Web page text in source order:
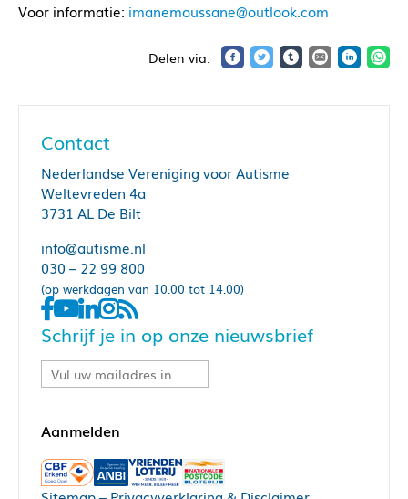
Voor informatie: imanemoussane@outlook.com
Contact
Nederlandse Vereniging voor Autisme
Weltevreden 4a
3731 AL De Bilt
info@autisme.nl
030 – 22 99 800
(op werkdagen van 10.00 tot 14.00)
Schrijf je in op onze nieuwsbrief